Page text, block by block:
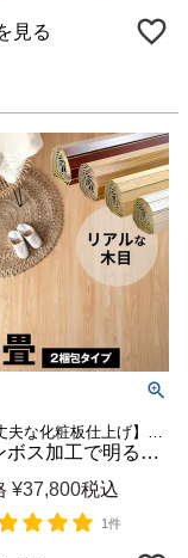
見る
【硬くて丈夫な化粧板仕上げ】江戸間8畳用ウッドカーペット
特殊エンボス加工で明るい木目のフローリングカーペット PJ-40 江戸間8畳用 約350×350cm (2梱包・低ホルマリン) [cpt-pj40-e80]
¥37,800税込
1件